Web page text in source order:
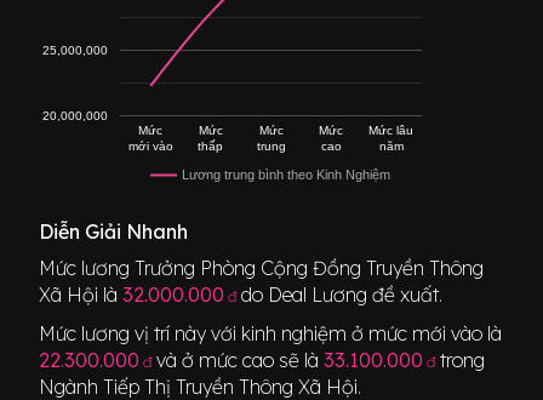
Lương trung bình theo Kinh Nghiệm
Mức
mới vào
Mức
thấp
Mức
trung
Mức
cao
Mức lâu
năm
20,000,000
25,000,000
Diễn Giải Nhanh
Mức lươngTrưởng Phòng Cộng Đồng Truyền Thông
Xã Hội là32.000.000 đdo Deal Lương đề xuất.
Mức lương vị trí này với kinh nghiệm ở mức mới vào là
22.300.000 đ và ở mức cao sẽ là33.100.000 đ trong
NgànhTiếp Thị Truyền Thông Xã Hội.